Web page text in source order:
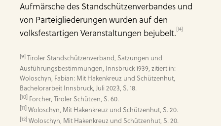
Aufmärsche des Standschützenverbandes und
von Parteigliederungen wurden auf den
volksfestartigen Veranstaltungen bejubelt.[14]
[9] Tiroler Standschützenverband, Satzungen und
Ausführungsbestimmungen, Innsbruck 1939, zitiert in:
Woloschyn, Fabian: Mit Hakenkreuz und Schützenhut,
[10]
[11]
[12]